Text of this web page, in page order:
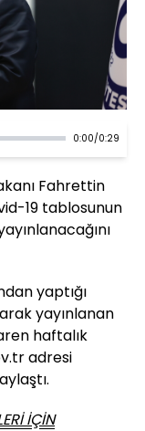
0:00/0:29
Fahrettin
19 tablosunun
yaptığı
yayınlanan
haftalık
adresi
İÇİN